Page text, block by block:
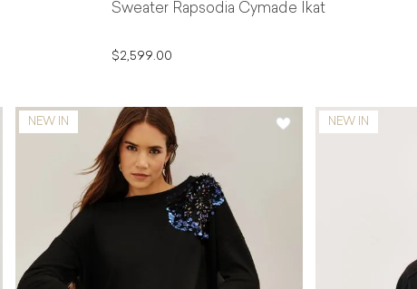
Sweater Rapsodia Cymade Ikat
$2,599.00